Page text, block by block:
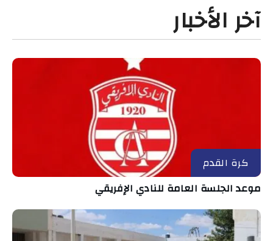
آخر الأخبار
كرة القدم
موعد الجلسة العامة للنادي الإفريقي